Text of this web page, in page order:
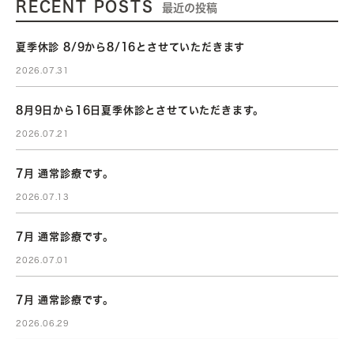
RECENT POSTS 最近の投稿
夏季休診 8/9から8/16とさせていただきます
2026.07.31
8月9日から16日夏季休診とさせていただきます。
2026.07.21
7月 通常診療です。
2026.07.13
7月 通常診療です。
2026.07.01
7月 通常診療です。
2026.06.29